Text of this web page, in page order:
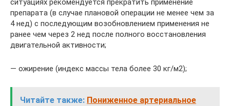
ситуациях рекомендуется прекратить применение
препарата (в случае плановой операции не менее чем за
4 нед) с последующим возобновлением применения не
ранее чем через 2 нед после полного восстановления
двигательной активности;
— ожирение (индекс массы тела более 30 кг/м2);
Читайте также: Пониженное артериальное